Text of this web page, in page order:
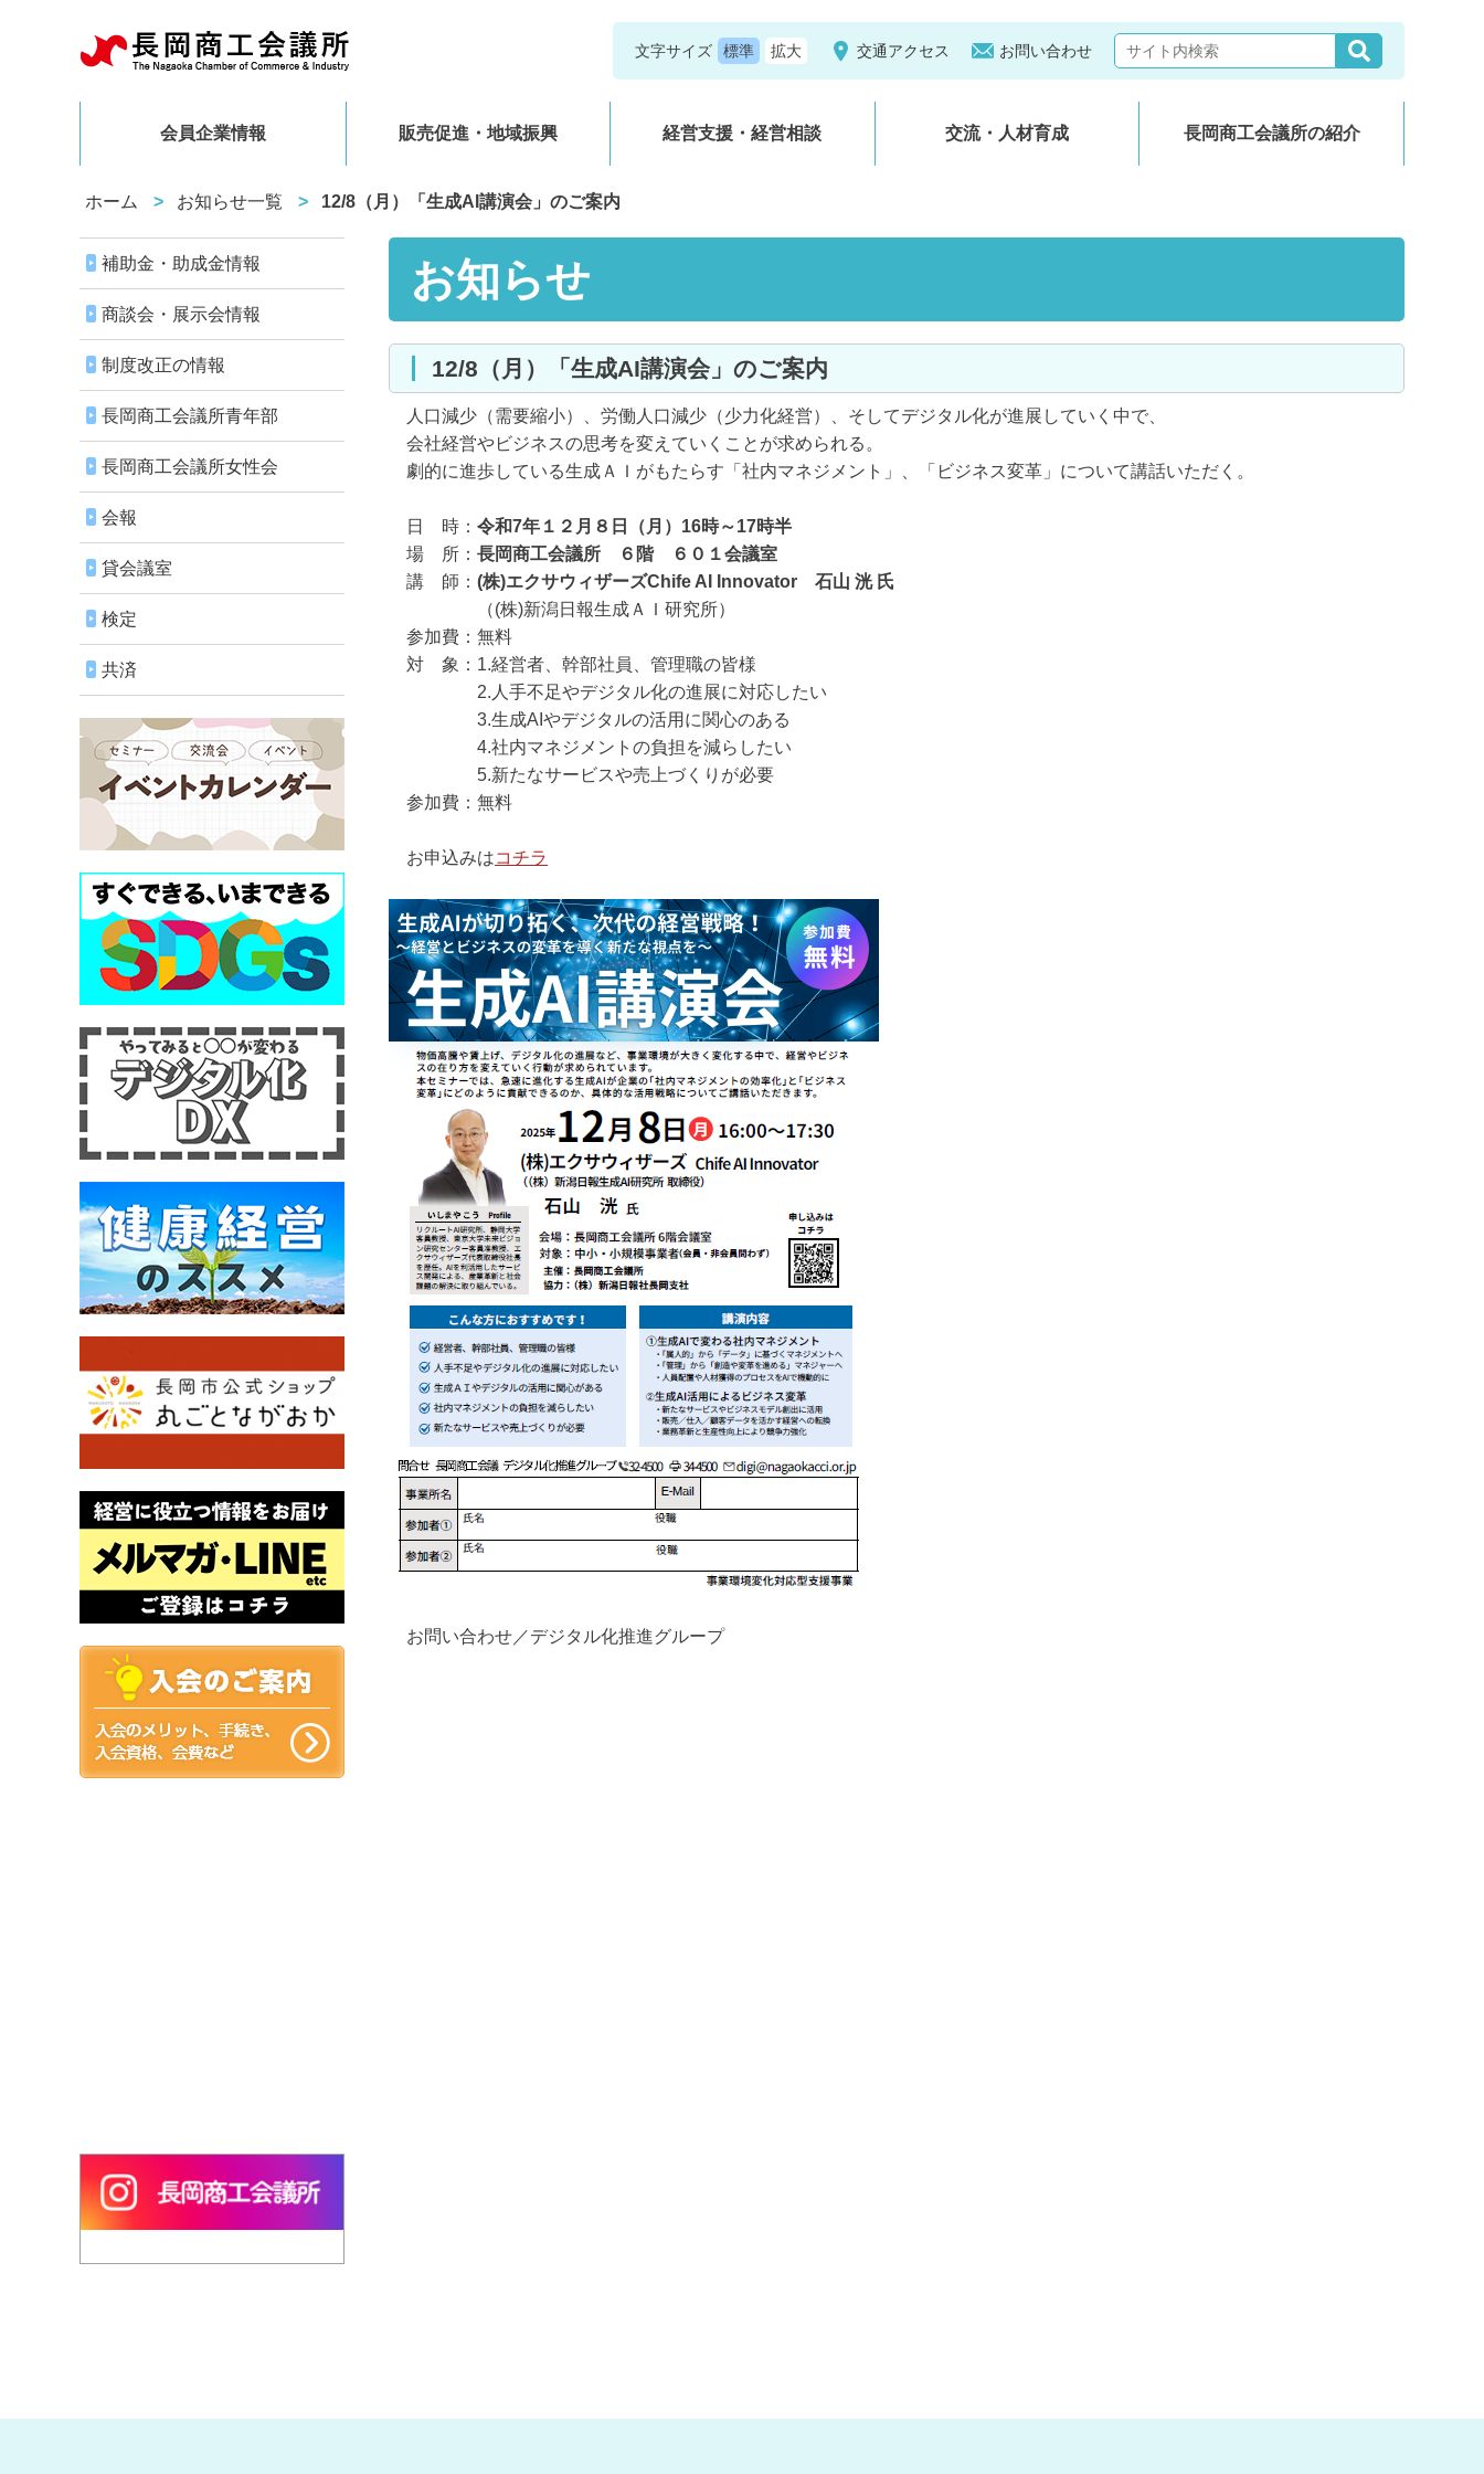
文字サイズ 交通アクセス お問い合わせ
会員企業情報 販売促進・地域振興 経営支援・経営相談 交流・人材育成 長岡商工会議所の紹介
ホーム お知らせ一覧 12/8（月）「生成AI講演会」のご案内
お知らせ
12/8（月）「生成AI講演会」のご案内
人口減少（需要縮小）、労働人口減少（少力化経営）、そしてデジタル化が進展していく中で、
会社経営やビジネスの思考を変えていくことが求められる。
劇的に進歩している生成ＡＩがもたらす「社内マネジメント」、「ビジネス変革」について講話いただく。
日 時： 令和7年１２月８日（月）16時～17時半
場 所： 長岡商工会議所 ６階 ６０１会議室
講 師： (株)エクサウィザーズChife AI Innovator 石山 洸 氏
（(株)新潟日報生成ＡＩ研究所）
参加費：無料
対 象：1.経営者、幹部社員、管理職の皆様
2.人手不足やデジタル化の進展に対応したい
3.生成AIやデジタルの活用に関心のある
4.社内マネジメントの負担を減らしたい
5.新たなサービスや売上づくりが必要
参加費：無料
お申込みはコチラ
お問い合わせ／デジタル化推進グループ
補助金・助成金情報
商談会・展示会情報
制度改正の情報
長岡商工会議所青年部
長岡商工会議所女性会
会報
貸会議室
検定
共済